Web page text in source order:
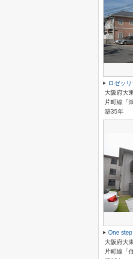
ロゼッ
大阪府大
片町線「
築35年
One step
大阪府大
片町線「